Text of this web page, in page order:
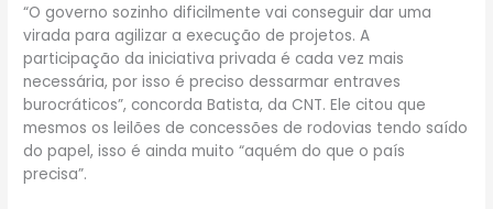
“O governo sozinho dificilmente vai conseguir dar uma
virada para agilizar a execução de projetos. A
participação da iniciativa privada é cada vez mais
necessária, por isso é preciso dessarmar entraves
burocráticos”, concorda Batista, da CNT. Ele citou que
mesmos os leilões de concessões de rodovias tendo saído
do papel, isso é ainda muito “aquém do que o país
precisa”.